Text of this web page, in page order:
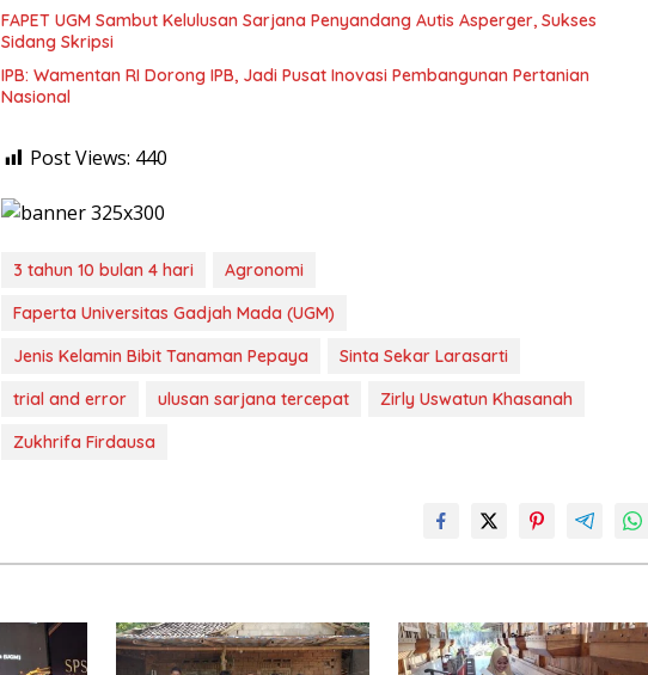
FAPET UGM Sambut Kelulusan Sarjana Penyandang Autis Asperger, Sukses
Sidang Skripsi
IPB: Wamentan RI Dorong IPB, Jadi Pusat Inovasi Pembangunan Pertanian
Nasional
Post Views: 440
3 tahun 10 bulan 4 hari
Agronomi
Faperta Universitas Gadjah Mada (UGM)
Jenis Kelamin Bibit Tanaman Pepaya
Sinta Sekar Larasarti
trial and error
ulusan sarjana tercepat
Zirly Uswatun Khasanah
Zukhrifa Firdausa